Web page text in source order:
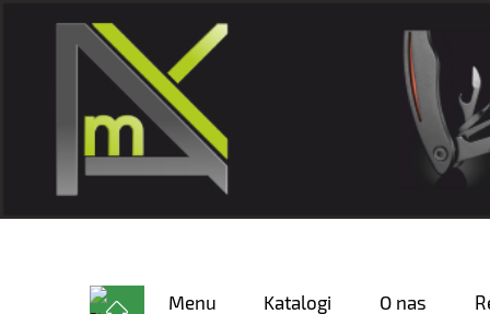
Menu Katalogi O nas